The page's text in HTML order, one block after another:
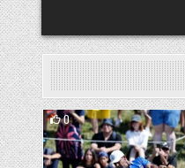
0
Posted in